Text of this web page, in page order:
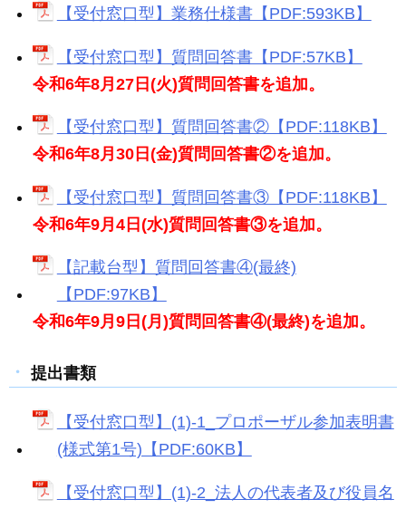
【受付窓口型】業務仕様書【PDF:593KB】
【受付窓口型】質問回答書【PDF:57KB】
令和6年8月27日(火)質問回答書を追加。
【受付窓口型】質問回答書②【PDF:118KB】
令和6年8月30日(金)質問回答書②を追加。
【受付窓口型】質問回答書③【PDF:118KB】
令和6年9月4日(水)質問回答書③を追加。
【記載台型】質問回答書④(最終)
【PDF:97KB】
令和6年9月9日(月)質問回答書④(最終)を追加。
提出書類
【受付窓口型】(1)-1_プロポーザル参加表明書
(様式第1号)【PDF:60KB】
【受付窓口型】(1)-2_法人の代表者及び役員名